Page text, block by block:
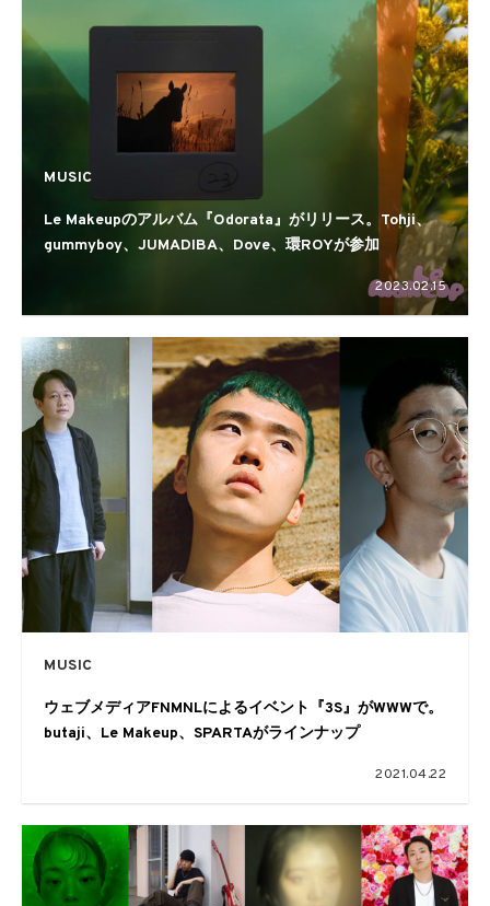
MUSIC
Le Makeupのアルバム『Odorata』がリリース。Tohji、
gummyboy、JUMADIBA、Dove、環ROYが参加
2023.02.15
MUSIC
ウェブメディアFNMNLによるイベント『3S』がWWWで。
butaji、Le Makeup、SPARTAがラインナップ
2021.04.22